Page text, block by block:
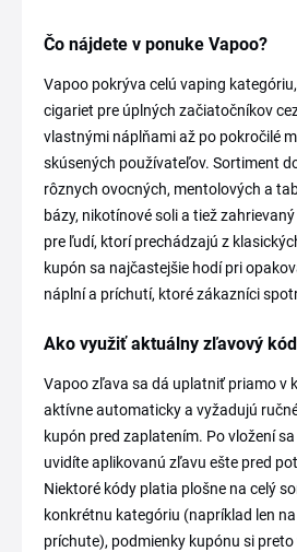
Čo nájdete v ponuke Vapoo?
Vapoo pokrýva celú vaping
cigariet pre úplných začiatočníkov
vlastnými náplňami až po pokročilé
skúsených používateľov. Sortiment
rôznych ovocných, mentolových a
bázy, nikotínové soli a tiež
pre ľudí, ktorí prechádzajú z
kupón sa najčastejšie hodí pri
náplní a príchutí, ktoré zákazníci
Ako využiť aktuálny zľavový
Vapoo zľava sa dá uplatniť priamo v
aktívne automaticky a vyžadujú
kupón pred zaplatením. Po vložení
uvidíte aplikovanú zľavu ešte pred
Niektoré kódy platia plošne na celý
konkrétnu kategóriu (napríklad len
príchute), podmienky kupónu si